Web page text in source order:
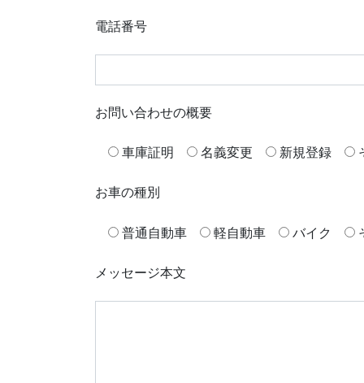
電話番号
お問い合わせの概要
車庫証明 名義変更 新規登録
お車の種別
普通自動車 軽自動車 バイク
メッセージ本文